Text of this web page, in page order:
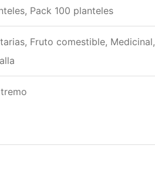
Pack 100 planteles
Fruto comestible, Medicinal,